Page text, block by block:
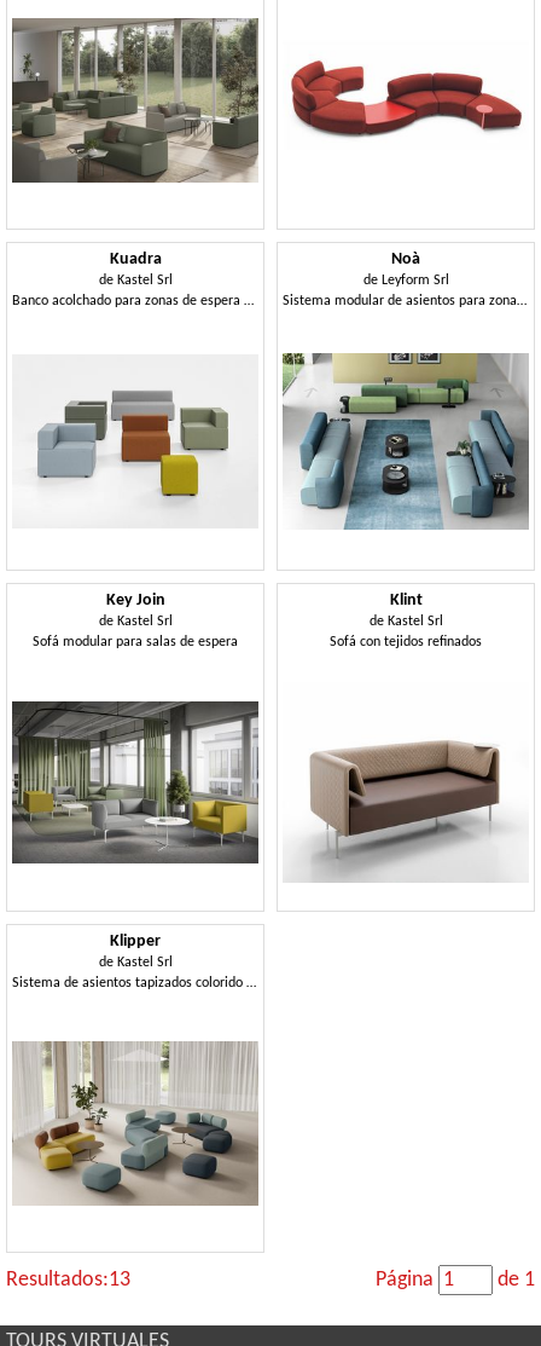
Kuadra
de Kastel Srl
Banco acolchado para zonas de espera y las estaciones modernas
Noà
de Leyform Srl
Sistema modular de asientos para zonas de espera.
Key Join
de Kastel Srl
Sofá modular para salas de espera
Klint
de Kastel Srl
Sofá con tejidos refinados
Klipper
de Kastel Srl
Sistema de asientos tapizados colorido y versátil
Resultados:13 Página de 1